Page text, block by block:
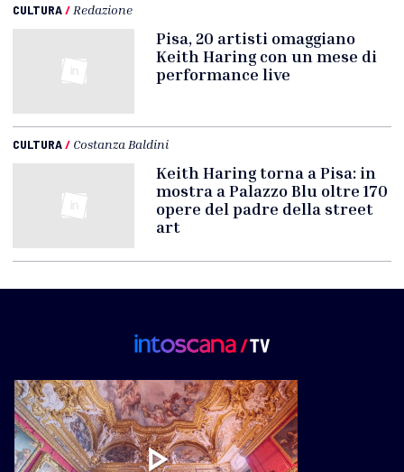
CULTURA/ Redazione
Pisa, 20 artisti omaggiano
Keith Haring con un mese di
performance live
CULTURA/ Costanza Baldini
Keith Haring torna a Pisa: in
mostra a Palazzo Blu oltre 170
opere del padre della street
art